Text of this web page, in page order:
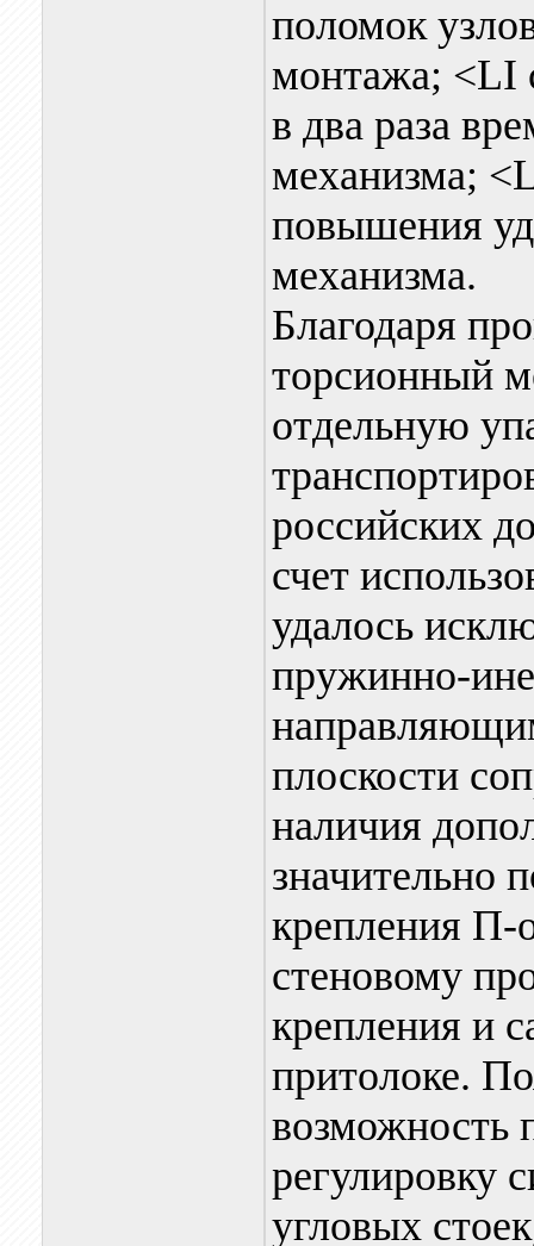
поломок
монтажа; <LI
в два раза
механизма;
повышения
механизма.
Благодаря
торсионный
отдельную
российских
счет
удалось
пружинно-
плоскости
наличия
значительно
крепления П-
стеновому
крепления и
притолоке.
возможность
регулировку
угловых